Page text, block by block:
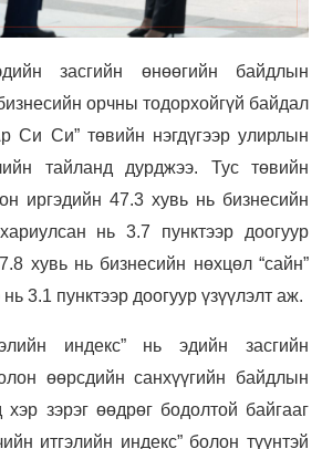
засгийн өнөөгийн байдлын
орчны тодорхойгүй байдал
Си Си” төвийн нэгдүгээр улирлын
тайланд дурджээ. Тус төвийн
иргэдийн 47.3 хувь нь бизнесийн
нь 3.7 пунктээр доогуур
хувь нь бизнесийн нөхцөл “сайн”
3.1 пунктээр доогуур үзүүлэлт аж.
индекс” нь эдийн засгийн
өөрсдийн санхүүгийн байдлын
хэр зэрэг өөдрөг бодолтой байгааг
итгэлийн индекс” болон түүнтэй